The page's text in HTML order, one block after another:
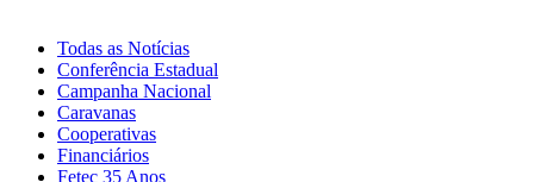
Todas as Notícias
Conferência Estadual
Campanha Nacional
Caravanas
Cooperativas
Financiários
Fetec 35 Anos